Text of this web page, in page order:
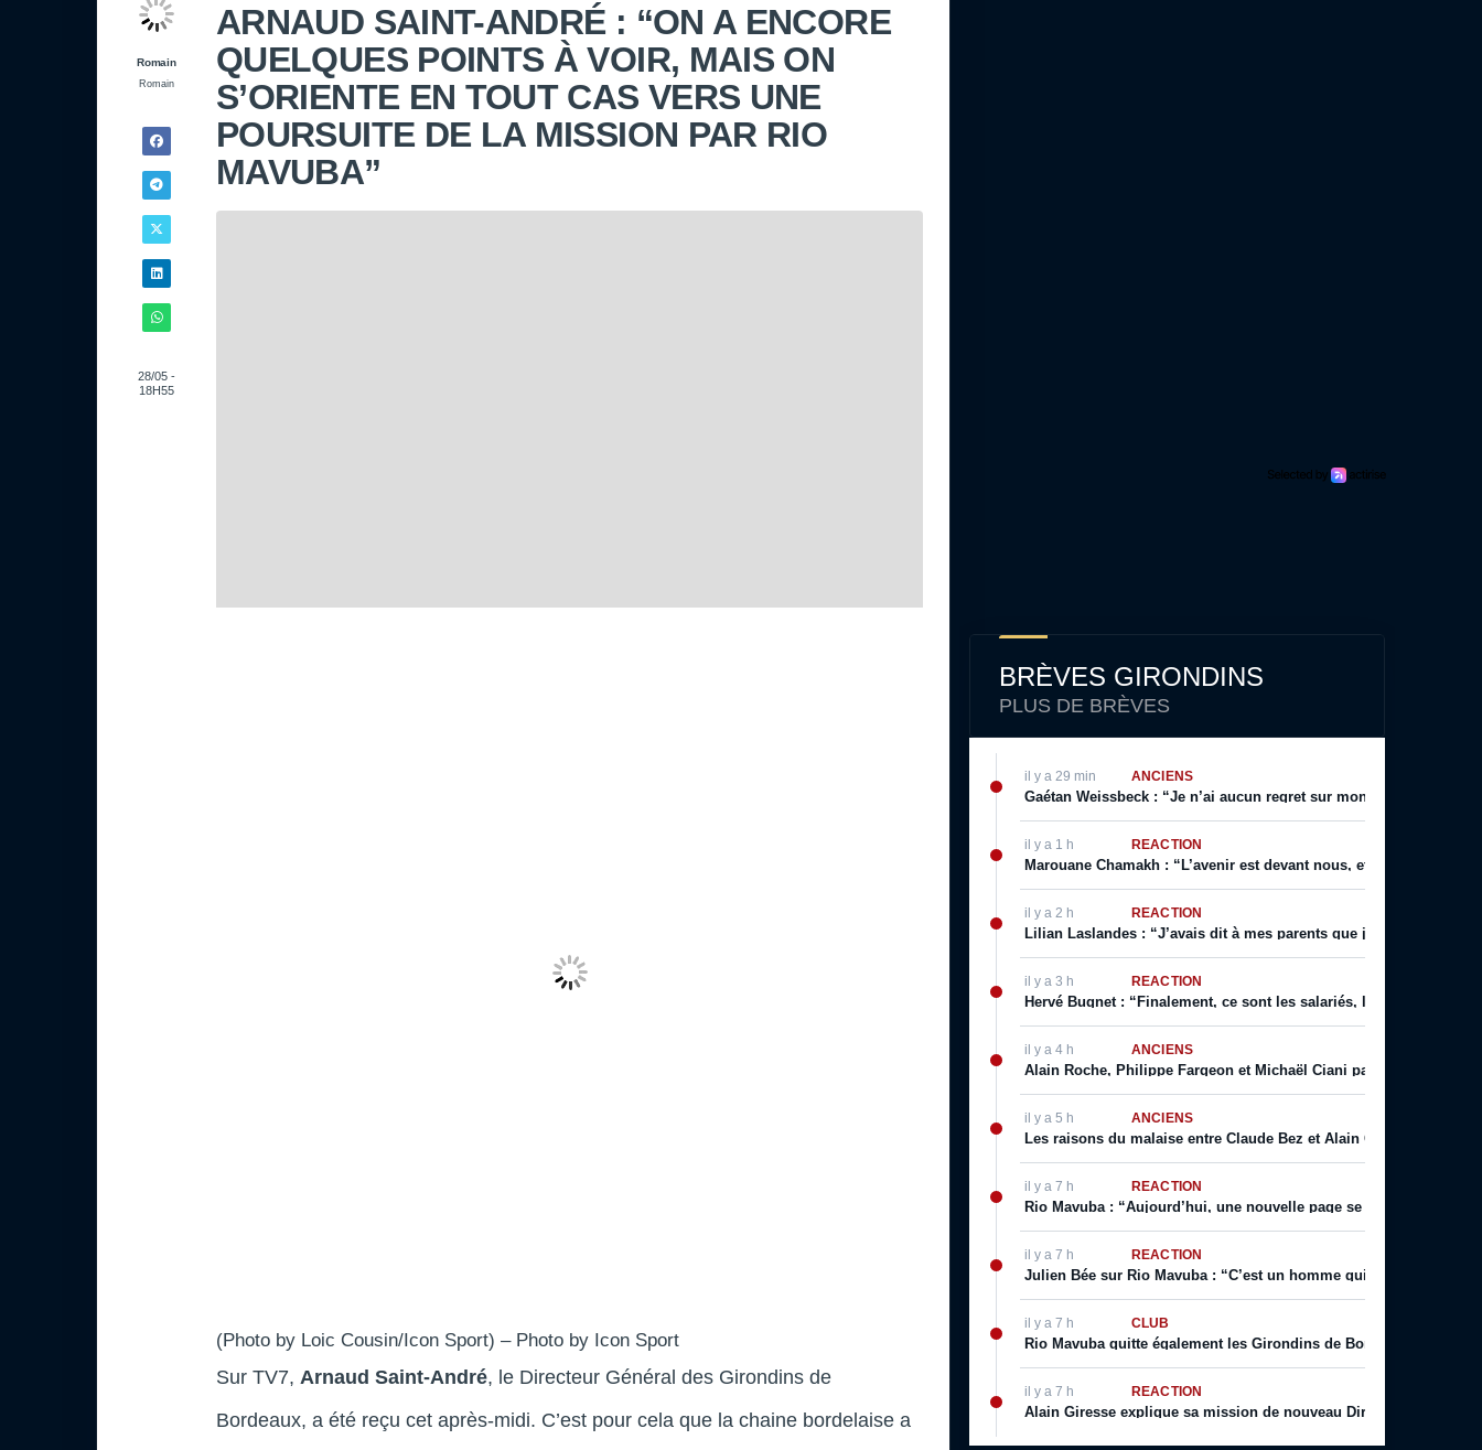
Romain
Romain
28/05 -
18H55
ARNAUD SAINT-ANDRÉ : “ON A ENCORE
QUELQUES POINTS À VOIR, MAIS ON
S’ORIENTE EN TOUT CAS VERS UNE
POURSUITE DE LA MISSION PAR RIO
MAVUBA”
(Photo by Loic Cousin/Icon Sport) – Photo by Icon Sport
Sur TV7, Arnaud Saint-André, le Directeur Général des Girondins de
Bordeaux, a été reçu cet après-midi. C’est pour cela que la chaine bordelaise a
BRÈVES GIRONDINS
PLUS DE BRÈVES
il y a 29 min ANCIENS
Gaétan Weissbeck : “Je n’ai aucun regret sur mon choix qui a été
il y a 1 h RÉACTION
Marouane Chamakh : “L’avenir est devant nous, et je serai bientôt
il y a 2 h RÉACTION
Lilian Laslandes : “J’avais dit à mes parents que j’allais
il y a 3 h RÉACTION
Hervé Bugnet : “Finalement, ce sont les salariés, les supporters,
il y a 4 h ANCIENS
Alain Roche, Philippe Fargeon et Michaël Ciani parlent de leur
il y a 5 h ANCIENS
Les raisons du malaise entre Claude Bez et Alain Giresse
il y a 7 h RÉACTION
Rio Mavuba : “Aujourd’hui, une nouvelle page se tourne […]
il y a 7 h RÉACTION
Julien Bée sur Rio Mavuba : “C’est un homme qui incarne les
il y a 7 h CLUB
Rio Mavuba quitte également les Girondins de Bordeaux
il y a 7 h RÉACTION
Alain Giresse explique sa mission de nouveau Directeur